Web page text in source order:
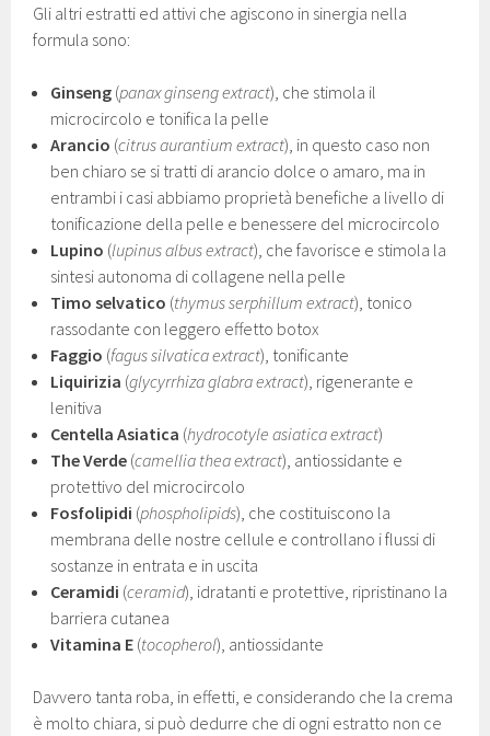
Gli altri estratti ed attivi che agiscono in sinergia nella
formula sono:
Ginseng (panax ginseng extract), che stimola il
microcircolo e tonifica la pelle
Arancio (citrus aurantium extract), in questo caso non
ben chiaro se si tratti di arancio dolce o amaro, ma in
entrambi i casi abbiamo proprietà benefiche a livello di
tonificazione della pelle e benessere del microcircolo
Lupino (lupinus albus extract), che favorisce e stimola la
sintesi autonoma di collagene nella pelle
Timo selvatico (thymus serphillum extract), tonico
rassodante con leggero effetto botox
Faggio (fagus silvatica extract), tonificante
Liquirizia (glycyrrhiza glabra extract), rigenerante e
lenitiva
Centella Asiatica (hydrocotyle asiatica extract)
The Verde (camellia thea extract), antiossidante e
protettivo del microcircolo
Fosfolipidi (phospholipids), che costituiscono la
membrana delle nostre cellule e controllano i flussi di
sostanze in entrata e in uscita
Ceramidi (ceramid), idratanti e protettive, ripristinano la
barriera cutanea
Vitamina E (tocopherol), antiossidante
Davvero tanta roba, in effetti, e considerando che la crema
è molto chiara, si può dedurre che di ogni estratto non ce